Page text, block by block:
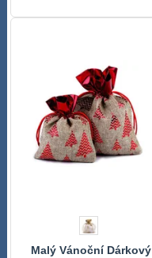
Malý Vánoční Dárkový